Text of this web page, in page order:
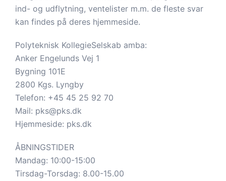
ind- og udflytning, ventelister m.m. de fleste svar
kan findes på deres hjemmeside.
Polyteknisk KollegieSelskab amba:
Anker Engelunds Vej 1
Bygning 101E
2800 Kgs. Lyngby
Telefon: +45 45 25 92 70
Mail: pks@pks.dk
Hjemmeside: pks.dk
ÅBNINGSTIDER
Mandag: 10:00-15:00
Tirsdag-Torsdag: 8.00-15.00